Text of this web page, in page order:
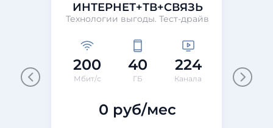
ИНТЕРНЕТ+ТВ+СВЯЗЬ
Технологии выгоды. Тест-драйв
200
Мбит/с
40
ГБ
224
Канала
0 руб/мес